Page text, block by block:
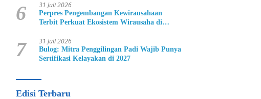
6 31 Juli 2026
Perpres Pengembangan Kewirausahaan
Terbit Perkuat Ekosistem Wirausaha di
7 31 Juli 2026
Bulog: Mitra Penggilingan Padi Wajib Punya
Sertifikasi Kelayakan di 2027
Edisi Terbaru